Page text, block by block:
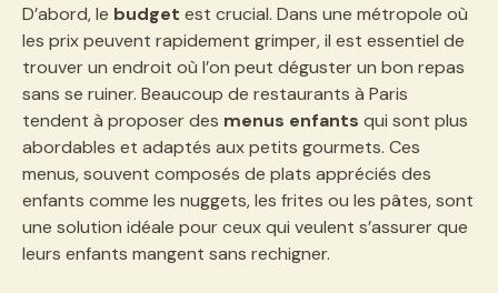
D’abord, le budget est crucial. Dans une métropole où
les prix peuvent rapidement grimper, il est essentiel de
trouver un endroit où l’on peut déguster un bon repas
sans se ruiner. Beaucoup de restaurants à Paris
tendent à proposer des menus enfants qui sont plus
abordables et adaptés aux petits gourmets. Ces
menus, souvent composés de plats appréciés des
enfants comme les nuggets, les frites ou les pâtes, sont
une solution idéale pour ceux qui veulent s’assurer que
leurs enfants mangent sans rechigner.